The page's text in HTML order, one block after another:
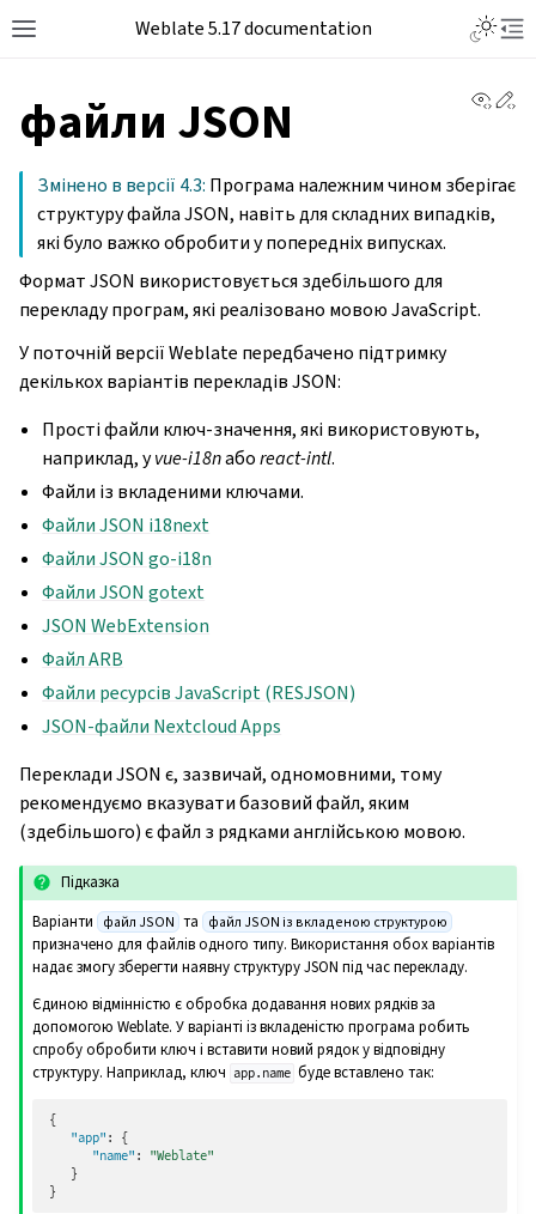
Weblate 5.17 documentation
файли JSON
Змінено в версії 4.3: Програма належним чином зберігає
структуру файла JSON, навіть для складних випадків,
які було важко обробити у попередніх випусках.
Формат JSON використовується здебільшого для
перекладу програм, які реалізовано мовою JavaScript.
У поточній версії Weblate передбачено підтримку
декількох варіантів перекладів JSON:
Прості файли ключ-значення, які використовують,
наприклад, уvue-i18nабоreact-intl.
Файли із вкладеними ключами.
Файли JSON i18next
Файли JSON go-i18n
Файли JSON gotext
JSON WebExtension
Файл ARB
Файли ресурсів JavaScript (RESJSON)
JSON-файли Nextcloud Apps
Переклади JSON є, зазвичай, одномовними, тому
рекомендуємо вказувати базовий файл, яким
(здебільшого) є файл з рядками англійською мовою.
Підказка
Варіанти файл JSON та файл JSON із вкладеною структурою
призначено для файлів одного типу. Використання обох варіантів
надає змогу зберегти наявну структуру JSON під час перекладу.
Єдиною відмінністю є обробка додавання нових рядків за
допомогою Weblate. У варіанті із вкладеністю програма робить
спробу обробити ключ і вставити новий рядок у відповідну
структуру. Наприклад, ключ
app.name буде вставлено так:
{
"app" :
{
"name" :
"Weblate"
}
}